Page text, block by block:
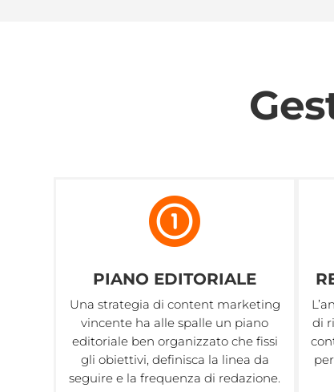
PIANO EDITORIALE
Una strategia di content marketing
vincente ha alle spalle un piano
editoriale ben organizzato che fissi
gli obiettivi, definisca la linea da
seguire e la frequenza di redazione.
di